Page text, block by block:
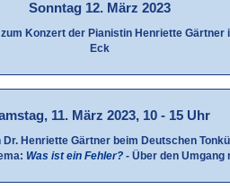
Sonntag 12. März 2023
Konzert der Pianistin Henriette Gärtner
Eck
11. März 2023, 10 - 15 Uhr
Dr. Henriette Gärtner beim Deutschen
Was ist ein Fehler? - Über den Umgang